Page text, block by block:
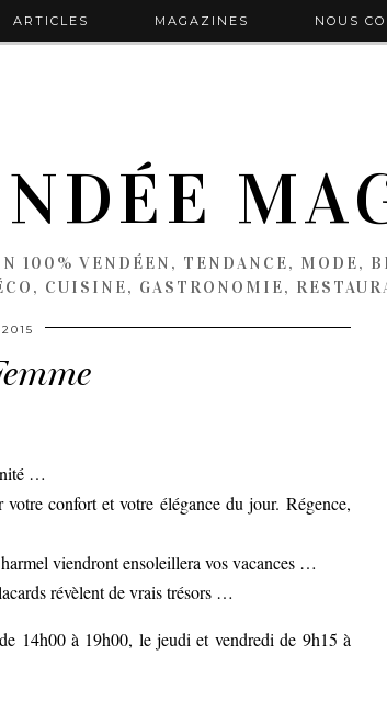
100% VENDÉEN, TENDANCE, MODE,
CUISINE, GASTRONOMIE,
ARTICLES MAGAZINES NOUS
…
confort et votre élégance du jour. Régence,
viendront ensoleillera vos vacances …
révèlent de vrais trésors …
14h00 à 19h00, le jeudi et vendredi de 9h15 à